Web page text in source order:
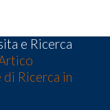
e Ricerca
di Ricerca in